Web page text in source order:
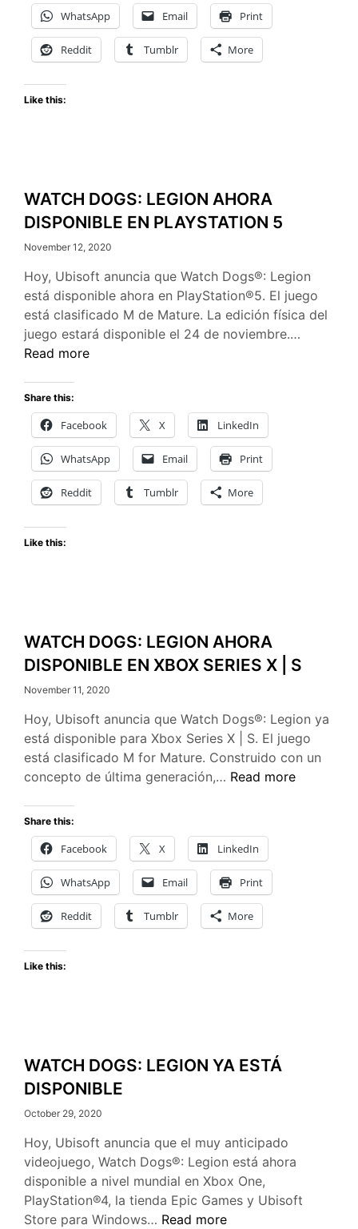
WhatsApp Email Print
Reddit Tumblr More
Like this:
WATCH DOGS: LEGION AHORA
DISPONIBLE EN PLAYSTATION 5
November 12, 2020
Hoy, Ubisoft anuncia que Watch Dogs®: Legion
está disponible ahora en PlayStation®5. El juego
está clasificado M de Mature. La edición física del
juego estará disponible el 24 de noviembre.…
Read more
Share this:
Facebook X LinkedIn
WhatsApp Email Print
Reddit Tumblr More
Like this:
WATCH DOGS: LEGION AHORA
DISPONIBLE EN XBOX SERIES X | S
November 11, 2020
Hoy, Ubisoft anuncia que Watch Dogs®: Legion ya
está disponible para Xbox Series X | S. El juego
está clasificado M for Mature. Construido con un
concepto de última generación,… WATCH
AHORA
DISPONIBLE
EN
XBOX
SERIES
X
Read more
Share this:
Facebook X LinkedIn
WhatsApp Email Print
Reddit Tumblr More
Like this:
WATCH DOGS: LEGION YA ESTÁ
DISPONIBLE
October 29, 2020
Hoy, Ubisoft anuncia que el muy anticipado
videojuego, Watch Dogs®: Legion está ahora
disponible a nivel mundial en Xbox One,
PlayStation®4, la tienda Epic Games y Ubisoft
Store para Windows… WATCH
Read more